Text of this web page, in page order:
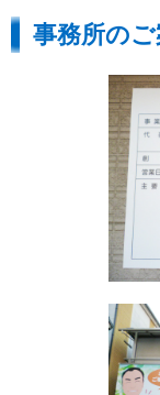
事務所のご